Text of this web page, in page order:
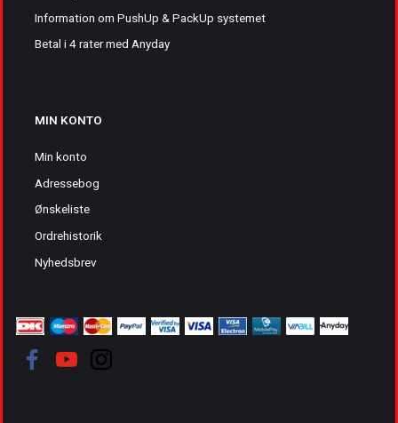
Information om PushUp & PackUp systemet
Betal i 4 rater med Anyday
MIN KONTO
Min konto
Adressebog
Ønskeliste
Ordrehistorik
Nyhedsbrev